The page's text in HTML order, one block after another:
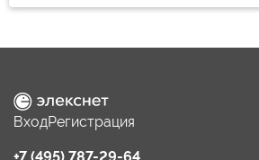
ВходРегистрация